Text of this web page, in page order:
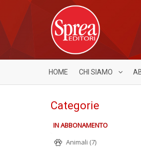
HOME CHI SIAMO
Categorie
IN ABBONAMENTO
Animali (7)